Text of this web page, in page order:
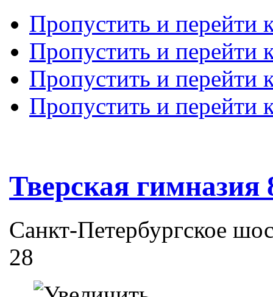
Пропустить и перейти
Пропустить и перейти
Пропустить и перейти
Пропустить и перейти
Тверская гимназия
Санкт-Петербургское
28